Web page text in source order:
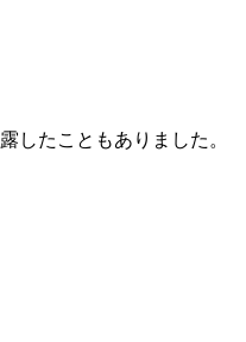
したこともありました。